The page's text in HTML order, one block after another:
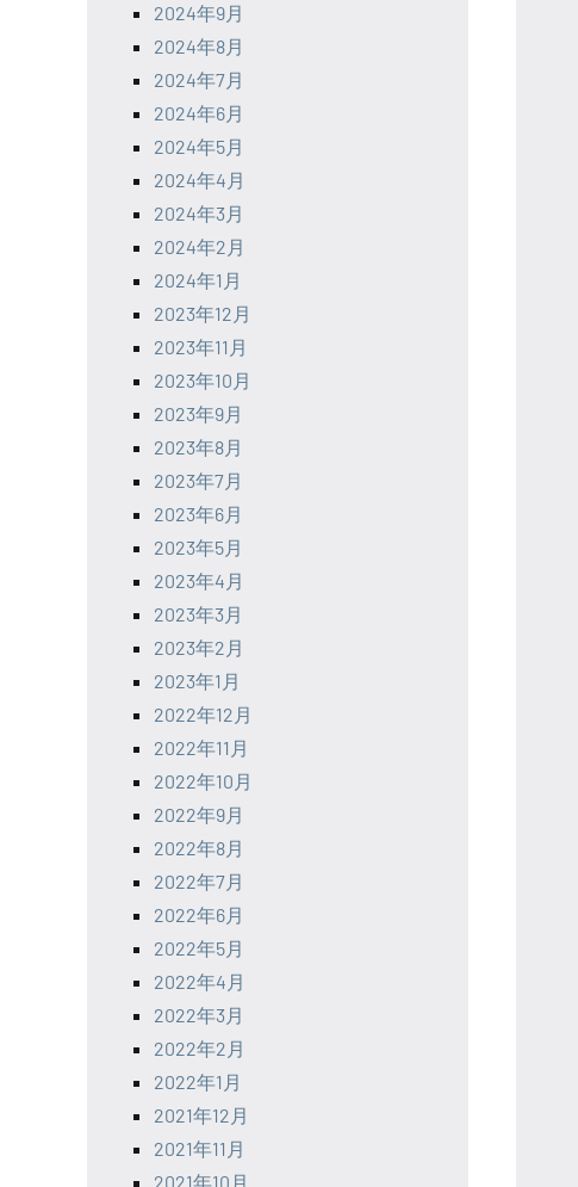
2024年9月
2024年8月
2024年7月
2024年6月
2024年5月
2024年4月
2024年3月
2024年2月
2024年1月
2023年12月
2023年11月
2023年10月
2023年9月
2023年8月
2023年7月
2023年6月
2023年5月
2023年4月
2023年3月
2023年2月
2023年1月
2022年12月
2022年11月
2022年10月
2022年9月
2022年8月
2022年7月
2022年6月
2022年5月
2022年4月
2022年3月
2022年2月
2022年1月
2021年12月
2021年11月
2021年10月